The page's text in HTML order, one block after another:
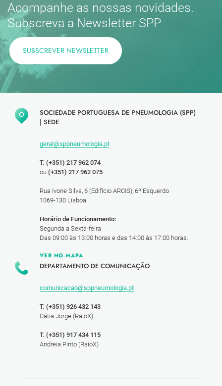
Acompanhe as nossas novidades.
Subscreva a Newsletter SPP
SUBSCREVER NEWSLETTER
SOCIEDADE PORTUGUESA DE PNEUMOLOGIA (SPP)
| SEDE
geral@sppneumologia.pt
T. (+351) 217 962 074
ou (+351) 217 962 075
Rua Ivone Silva, 6 (Edifício ARCIS), 6º Esquerdo
1069-130 Lisboa
Horário de Funcionamento:
Segunda a Sexta-feira
Das 09:00 às 13:00 horas e das 14:00 às 17:00 horas.
VER NO MAPA
DEPARTAMENTO DE COMUNICAÇÃO
comunicacao@sppneumologia.pt
T. (+351) 926 432 143
Cátia Jorge (RaioX)
T. (+351) 917 434 115
Andreia Pinto (RaioX)